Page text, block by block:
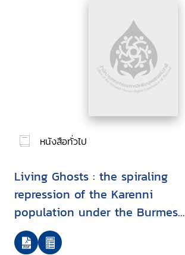
หนังสือทั่วไป
Living Ghosts : the spiraling
repression of the Karenni
population under the Burmese
Military Junta